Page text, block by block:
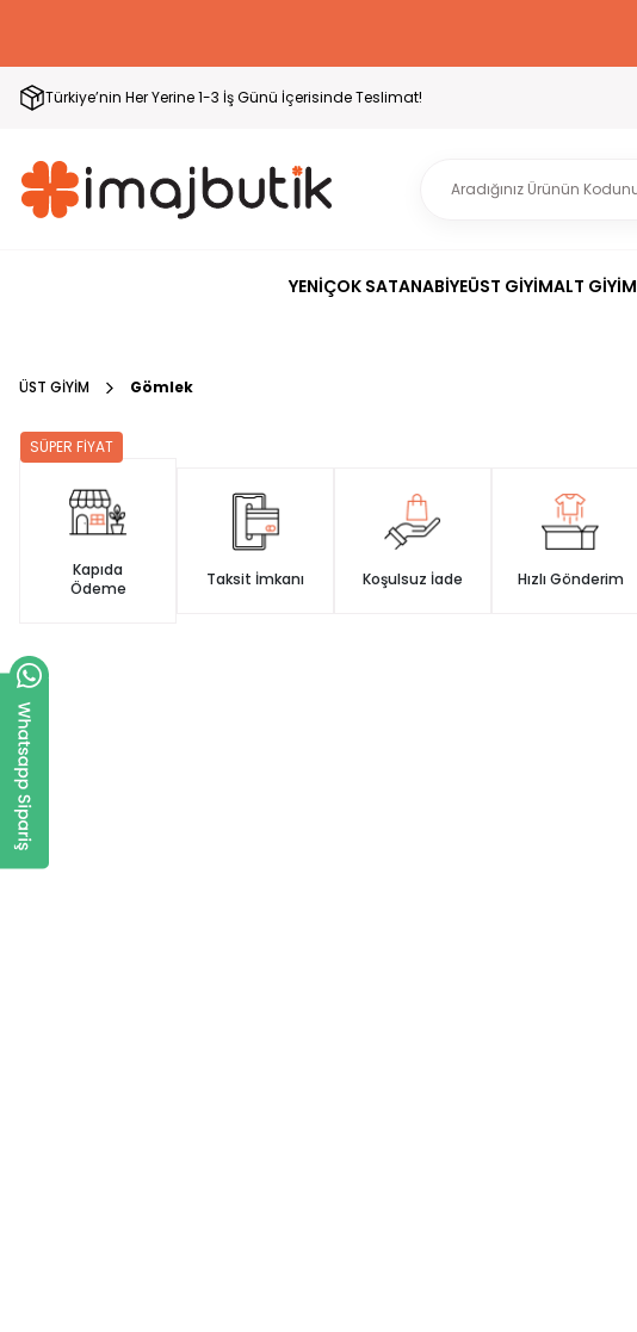
Türkiye’nin Her Yerine 1-3 İş Günü İçerisinde Teslimat!
YENİÇOK SATANABİYEÜST GİYİMALT GİYİM
ÜST GİYİM Gömlek
SÜPER FİYAT
Kapıda
Ödeme
Taksit İmkanı Koşulsuz İade Hızlı Gönderim